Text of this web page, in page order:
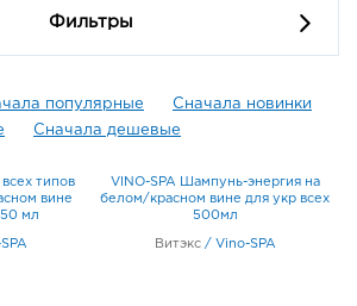
Фильтры
популярные
Сначала новинки
Сначала дешевые
типов
вине
мл
VINO-SPA Шампунь-энергия на
белом/красном вине для укр всех
500мл
Витэкс / Vino-SPA